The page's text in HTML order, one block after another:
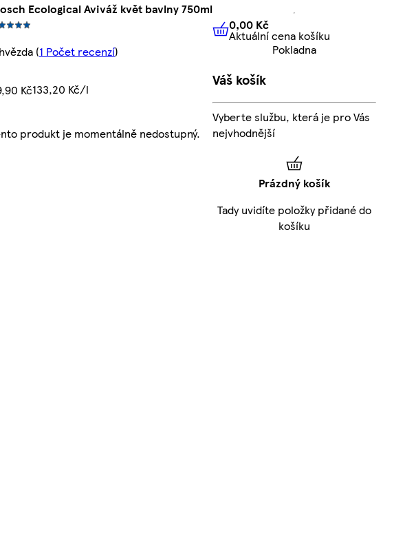
Ecological Aviváž květ bavlny 750ml
(1 Počet recenzí)
Kč133,20 Kč/l
produkt je momentálně nedostupný.
0,00 KčAktuální cena košíku
0,00 Kč
Aktuální cena košíku
Pokladna
Váš košík
Vyberte službu, která je pro Vás
nejvhodnější
Prázdný košík
Tady uvidíte položky přidané do
košíku